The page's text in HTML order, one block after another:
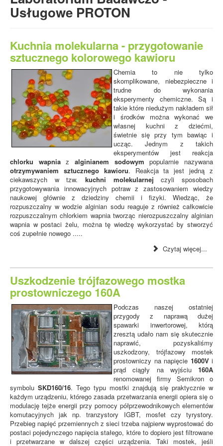
- Elementy budowy maszyn i wiele innych.
Usługowe PROTON
Kuchnia molekularna - przygotowanie
sztucznego kolorowego kawioru
Chemia to nie tylko
skomplikowane, niebezpieczne i
trudne do wykonania
eksperymenty chemiczne. Są i
takie które niedużym nakładem sił
i środków można wykonać we
własnej kuchni z dziećmi,
świetnie się przy tym bawiąc i
ucząc. Jednym z takich
eksperymentów jest reakcja
chlorku wapniazalginianem sodowym popularnie nazywana
otrzymywaniem sztucznego kawioru. Reakcja ta jest jedną z
ciekawszych w tzw. kuchni molekularnej czyli sposobach
przygotowywania innowacyjnych potraw z zastosowaniem wiedzy
naukowej głównie z dziedziny chemii i fizyki. Wiedząc, że
rozpuszczalny w wodzie alginian sodu reaguje z również całkowicie
rozpuszczalnym chlorkiem wapnia tworząc nierozpuszczalny alginian
wapnia w postaci żelu, można tę wiedzę wykorzystać by stworzyć
coś zupełnie nowego .....
Czytaj więcej...
Uszkodzenie trójfazowego mostka
prostowniczego 160A
Podczas naszej ostatniej
przygody z naprawą dużej
spawarki inwertorowej, którą
zresztą udało nam się skutecznie
naprawić, pozyskaliśmy
uszkodzony, trójfazowy mostek
prostowniczy na napięcie 1600V i
prąd ciągły na wyjściu 160A
renomowanej firmy Semikron o
symbolu SKD160/16. Tego typu mostki znajdują się praktycznie w
każdym urządzeniu, którego zasada przetwarzania energii opiera się o
modulację tejże energii przy pomocy półprzewodnikowych elementów
komutacyjnych jak np. tranzystory IGBT, mosfet czy tyrystory.
Przebieg napięć przemiennych z sieci trzeba najpierw wyprostować do
postaci pojedynczego napięcia stałego, które to dopiero jest filtrowane
i przetwarzane w dalszej części urządzenia. Taki mostek, jeśli